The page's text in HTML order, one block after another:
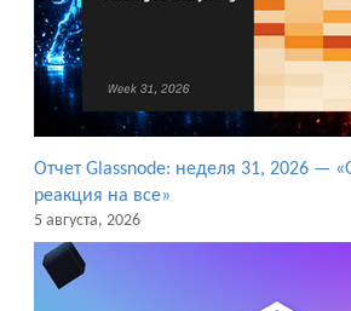
Отчет Glassnode: неделя 31, 2026 —
реакция на все»
5 августа, 2026